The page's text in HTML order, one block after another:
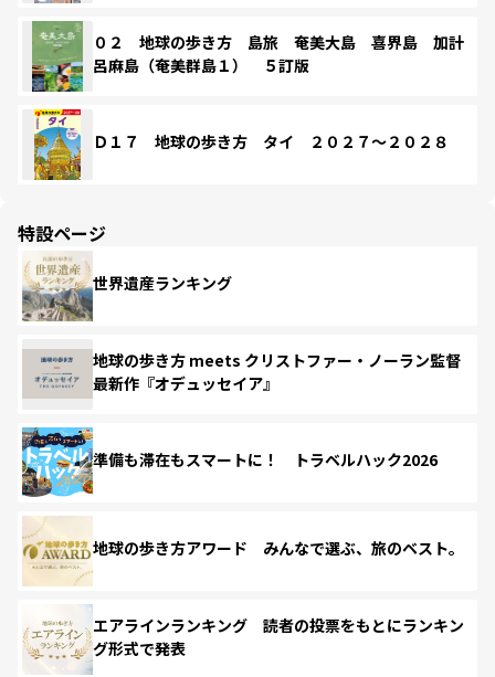
０２ 地球の歩き方 島旅 奄美大島 喜界島 加計
呂麻島（奄美群島１） ５訂版
Ｄ１７ 地球の歩き方 タイ ２０２７～２０２８
特設ページ
世界遺産ランキング
地球の歩き方 meets クリストファー・ノーラン監督
最新作『オデュッセイア』
準備も滞在もスマートに！ トラベルハック2026
地球の歩き方アワード みんなで選ぶ、旅のベスト。
エアラインランキング 読者の投票をもとにランキン
グ形式で発表